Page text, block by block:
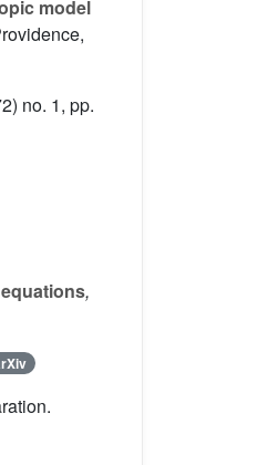
model
no. 1, pp.
,